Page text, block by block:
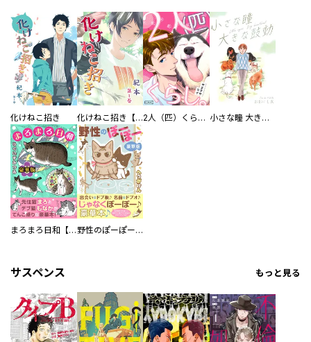
化けねこ招き 化けねこ招き【描きおろし付合冊版】 2人（匹）くらし。 小さな瞳 大きな鼓動
まろまろ日和【豪華版】 野性のぽーぽー【豪華版】
サスペンス もっと見る